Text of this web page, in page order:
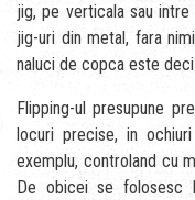
jig, pe verticala sau
jig-uri din metal, fara
naluci de copca este
Flipping-ul presupune
locuri precise, in
exemplu, controland cu
De obicei se folosesc